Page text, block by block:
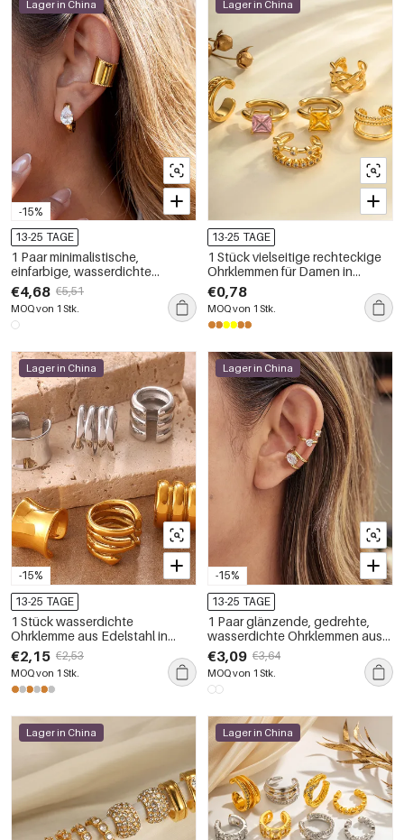
-15%
Lager in China
13-25 TAGE
1 Paar minimalistische,
einfarbige, wasserdichte
Ohrklemmen aus Edelstahl in
Goldfarbe für Damen
€4,68 €5,51
MOQ von 1 Stk.
Lager in China
13-25 TAGE
1 Stück vielseitige rechteckige
Ohrklemmen für Damen in
Kupfer-Gold-Optik mit Zirkonia
€0,78
MOQ von 1 Stk.
-15%
Lager in China
13-25 TAGE
1 Stück wasserdichte
Ohrklemme aus Edelstahl in
Goldfarbe
€2,15 €2,53
MOQ von 1 Stk.
-15%
Lager in China
13-25 TAGE
1 Paar glänzende, gedrehte,
wasserdichte Ohrklemmen aus
Edelstahl in Goldfarbe für
Damen
€3,09 €3,64
MOQ von 1 Stk.
Lager in China Lager in China